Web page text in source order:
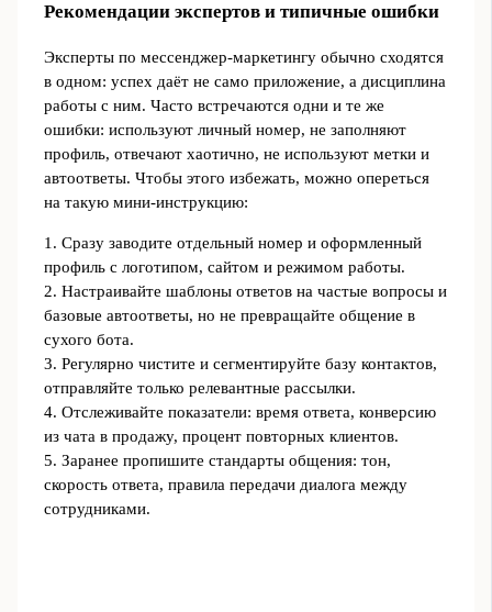
Рекомендации экспертов и типичные ошибки
Эксперты по мессенджер‑маркетингу обычно сходятся
в одном: успех даёт не само приложение, а дисциплина
работы с ним. Часто встречаются одни и те же
ошибки: используют личный номер, не заполняют
профиль, отвечают хаотично, не используют метки и
автоответы. Чтобы этого избежать, можно опереться
на такую мини‑инструкцию:
1. Сразу заводите отдельный номер и оформленный
профиль с логотипом, сайтом и режимом работы.
2. Настраивайте шаблоны ответов на частые вопросы и
базовые автоответы, но не превращайте общение в
сухого бота.
3. Регулярно чистите и сегментируйте базу контактов,
отправляйте только релевантные рассылки.
4. Отслеживайте показатели: время ответа, конверсию
из чата в продажу, процент повторных клиентов.
5. Заранее пропишите стандарты общения: тон,
скорость ответа, правила передачи диалога между
сотрудниками.